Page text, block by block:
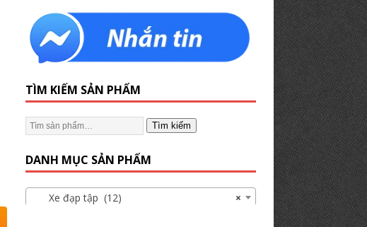
TÌM KIẾM SẢN PHẨM
Tìm kiếm
DANH MỤC SẢN PHẨM
×
Xe đạp tập (12)